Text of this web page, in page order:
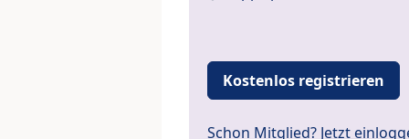
Kostenlos registrieren
Schon Mitglied? Jetzt